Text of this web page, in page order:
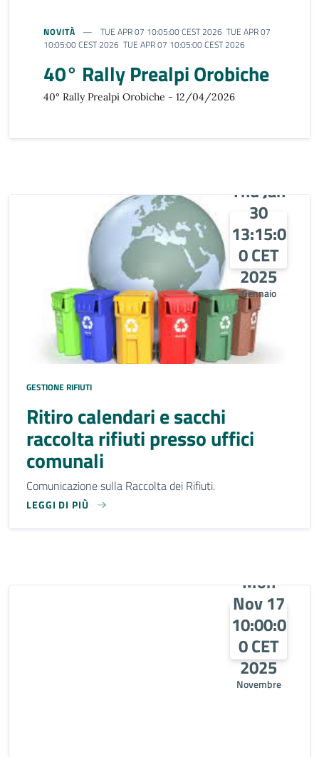
NOVITÀ
TUE APR 07 10:05:00 CEST 2026 TUE APR 07
10:05:00 CEST 2026 TUE APR 07 10:05:00 CEST 2026
40° Rally Prealpi Orobiche
40° Rally Prealpi Orobiche - 12/04/2026
Thu Jan
30
13:15:0
0 CET
2025
Gennaio
GESTIONE RIFIUTI
Ritiro calendari e sacchi
raccolta rifiuti presso uffici
comunali
Comunicazione sulla Raccolta dei Rifiuti.
LEGGI DI PIÙ
COMUNICAZIONE SULLA RACCOLTA DEI RIFIUTI.
Mon
Nov 17
10:00:0
0 CET
2025
Novembre